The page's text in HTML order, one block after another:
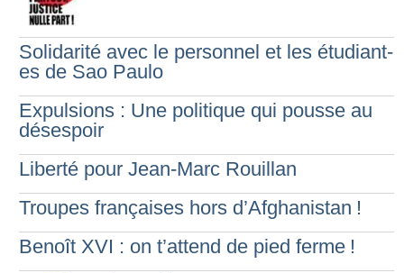
Solidarité avec le personnel et les étudiant-
es de Sao Paulo
Expulsions : Une politique qui pousse au
désespoir
Liberté pour Jean-Marc Rouillan
Troupes françaises hors d’Afghanistan !
Benoît XVI : on t’attend de pied ferme !